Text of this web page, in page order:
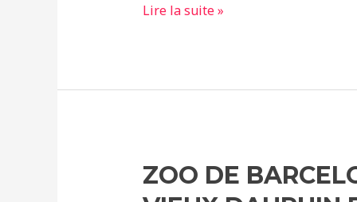
Les
zoo
au
Lire la suite »
ZOO DE